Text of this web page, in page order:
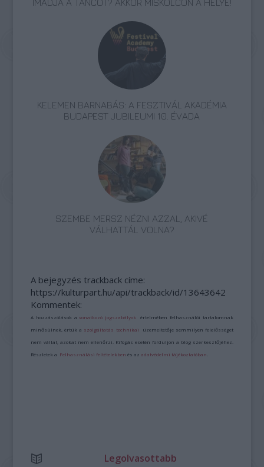
KELEMEN BARNABÁS: A FESZTIVÁL AKADÉMIA
BUDAPEST JUBILEUMI 10. ÉVADA
SZEMBE MERSZ NÉZNI AZZAL, AKIVÉ
VÁLHATTÁL VOLNA?
A bejegyzés trackback címe:
https://kulturpart.hu/api/trackback/id/13643642
Kommentek:
A hozzászólások avonatkozó jogszabályok értelmében felhasználói tartalomnak
minősülnek, értük a szolgáltatás technikai üzemeltetője semmilyen felelősséget
nem vállal, azokat nem ellenőrzi. Kifogás esetén forduljon a blog szerkesztőjéhez.
Részletek a Felhasználási feltételekben és azadatvédelmi tájékoztatóban
Legolvasottabb